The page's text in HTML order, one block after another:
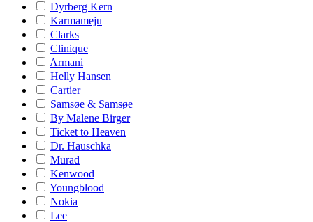
Dyrberg Kern
Karmameju
Clarks
Clinique
Armani
Helly Hansen
Cartier
Samsøe & Samsøe
By Malene Birger
Ticket to Heaven
Dr. Hauschka
Murad
Kenwood
Youngblood
Nokia
Lee